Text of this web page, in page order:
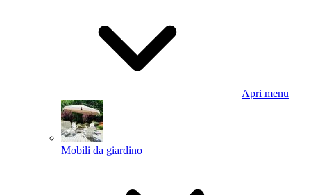
Apri menu
Mobili da giardino